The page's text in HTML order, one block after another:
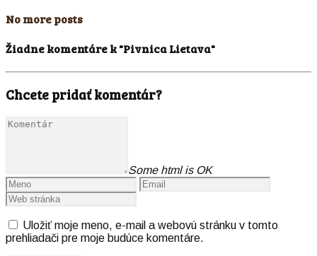
No more posts
Žiadne komentáre k "Pivnica Lietava"
Chcete pridať komentár?
Some html is OK
Uložiť moje meno, e-mail a webovú stránku v tomto
prehliadači pre moje budúce komentáre.